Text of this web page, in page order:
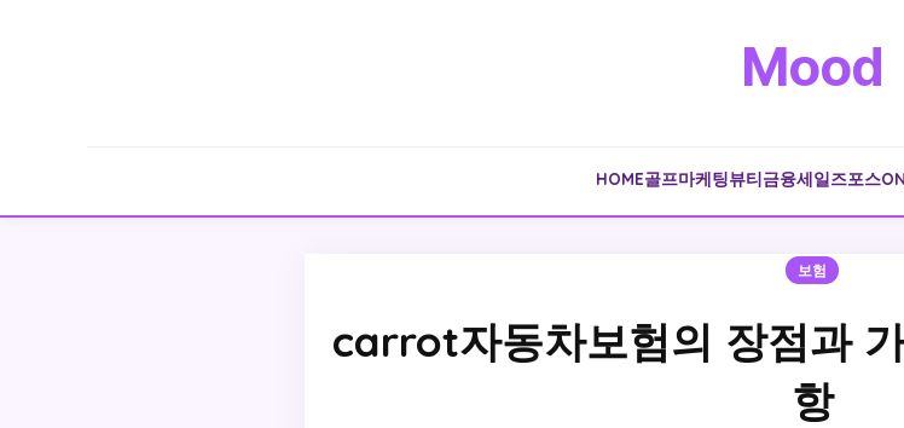
Mood
HOME골프마케팅뷰티금융세일즈포스
보험
carrot자동차보험의 장점과
항